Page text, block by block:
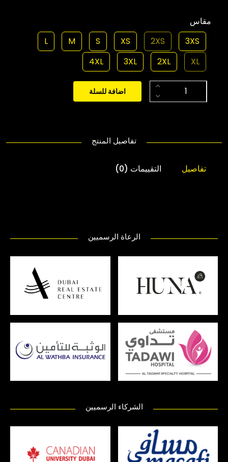
مقاس
3XS
2XS
XS
S
M
L
XL
2XL
3XL
4XL
اضافة للسلة
تفاصيل المنتج
تفاصيل التقييمات (0)
الرعاة الرسميين
الشركاء الرسميين